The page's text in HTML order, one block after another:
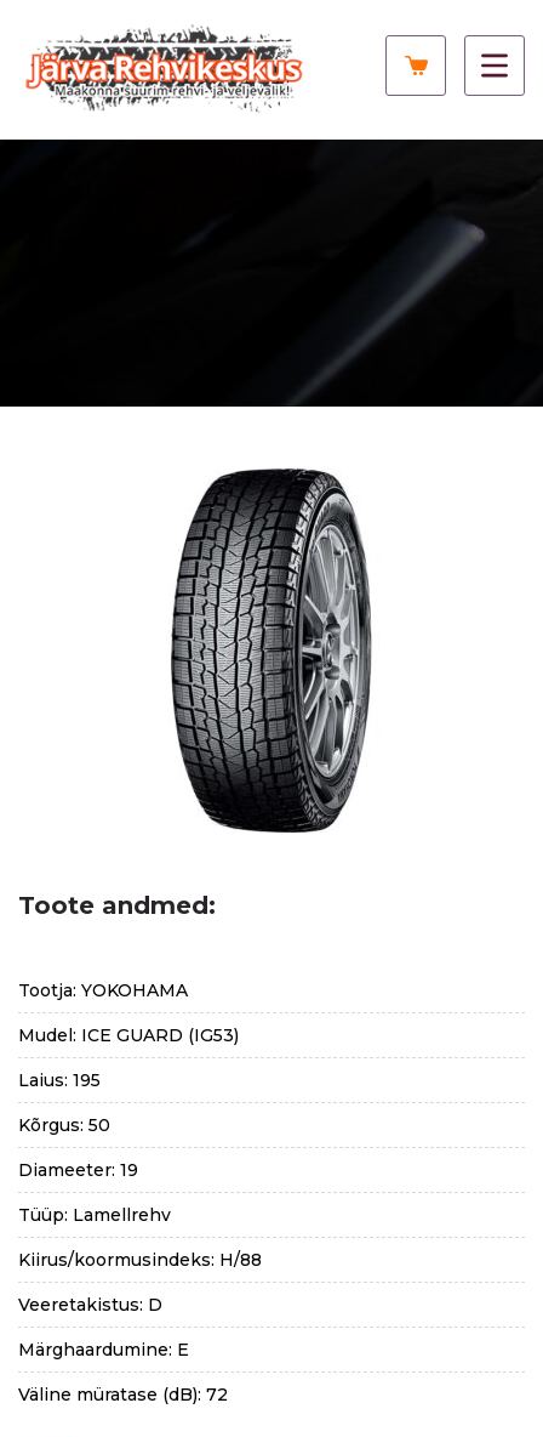
Toote andmed:
Tootja: YOKOHAMA
Mudel: ICE GUARD (IG53)
Laius: 195
Kõrgus: 50
Diameeter: 19
Tüüp: Lamellrehv
Kiirus/koormusindeks: H/88
Veeretakistus: D
Märghaardumine: E
Väline müratase (dB): 72